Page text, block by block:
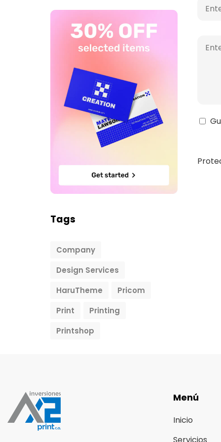
Tags
Company
Design Services
HaruTheme
Pricom
Print
Printing
Printshop
Menú
Inicio
Servicios